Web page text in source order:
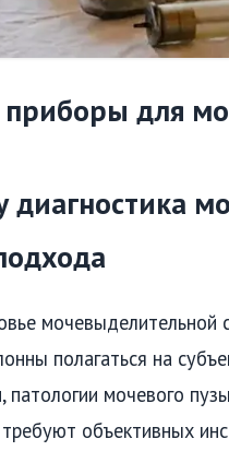
для
полагаться на
мочевого
объективных